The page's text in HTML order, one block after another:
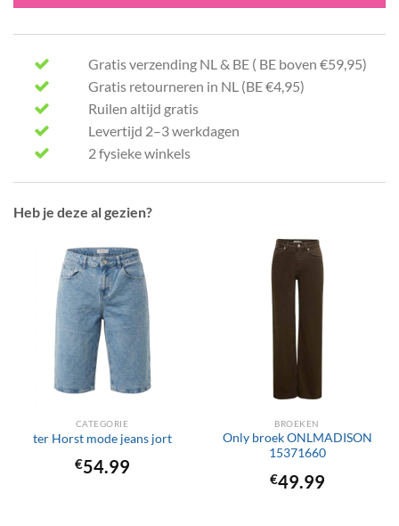
Gratis verzending NL & BE ( BE boven €59,95)
Gratis retourneren in NL (BE €4,95)
Ruilen altijd gratis
Levertijd 2–3 werkdagen
2 fysieke winkels
Heb je deze al gezien?
CATEGORIE
ter Horst mode jeans jort
€54.99
BROEKEN
Only broek ONLMADISON
15371660
€49.99